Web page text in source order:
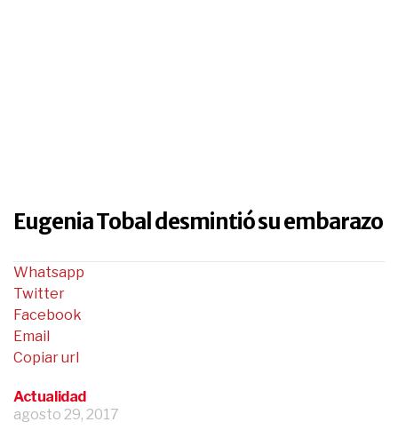
Eugenia Tobal desmintió su embarazo
Actualidad
agosto 29, 2017
Whatsapp
Twitter
Facebook
Email
Copiar url